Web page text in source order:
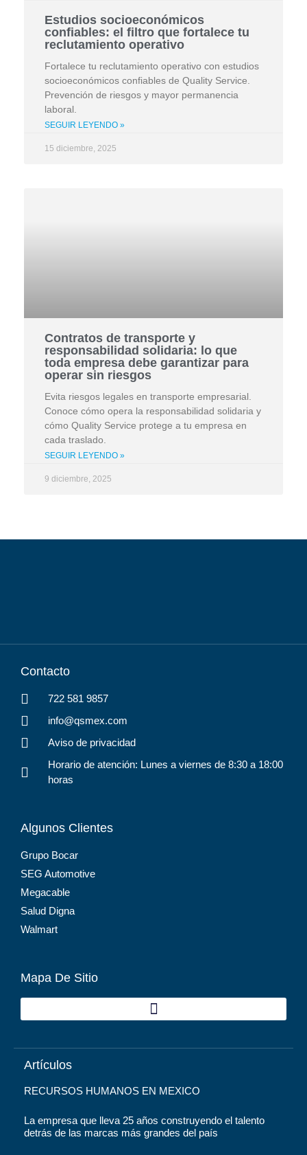
Estudios socioeconómicos
confiables: el filtro que fortalece tu
reclutamiento operativo
Fortalece tu reclutamiento operativo con estudios
socioeconómicos confiables de Quality Service.
Prevención de riesgos y mayor permanencia
laboral.
SEGUIR LEYENDO »
15 diciembre, 2025
Contratos de transporte y
responsabilidad solidaria: lo que
toda empresa debe garantizar para
operar sin riesgos
Evita riesgos legales en transporte empresarial.
Conoce cómo opera la responsabilidad solidaria y
cómo Quality Service protege a tu empresa en
cada traslado.
SEGUIR LEYENDO »
9 diciembre, 2025
Contacto
722 581 9857
info@qsmex.com
Aviso de privacidad
Horario de atención: Lunes a viernes de 8:30 a 18:00
horas
Algunos Clientes
Grupo Bocar
SEG Automotive
Megacable
Salud Digna
Walmart
Mapa De Sitio
Artículos
RECURSOS HUMANOS EN MEXICO
La empresa que lleva 25 años construyendo el talento
detrás de las marcas más grandes del país